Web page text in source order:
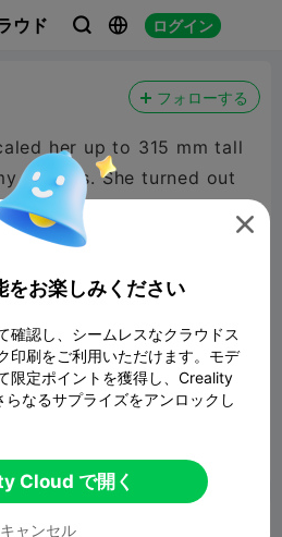
ウド   ログイン
フォローする
her up to 315 mm tall
K2 Plus. She turned out
モデル
9 

をお楽しみください
確認し、シームレスなクラウドス
印刷をご利用いただけます。モデ
限定ポイントを獲得し、Creality
なるサプライズをアンロックし
Cloud で開く
キャンセル